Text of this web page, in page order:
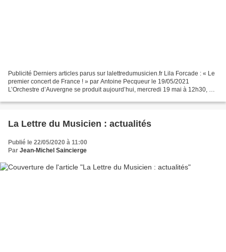
Publicité Derniers articles parus sur lalettredumusicien.fr Lila Forcade : « Le
premier concert de France ! » par Antoine Pecqueur le 19/05/2021
L’Orchestre d’Auvergne se produit aujourd’hui, mercredi 19 mai à 12h30, à
La Lettre du Musicien : actualités
Publié le 22/05/2020 à 11:00
Par Jean-Michel Saincierge